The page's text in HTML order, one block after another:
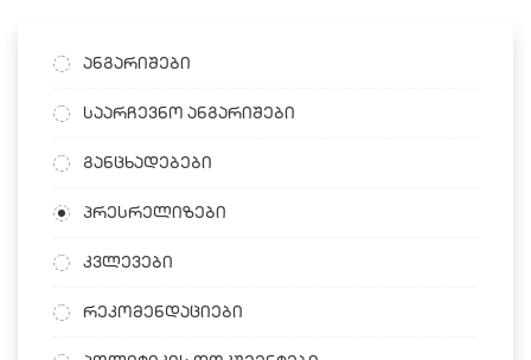
ანგარიშები
საარჩევნო ანგარიშები
განცხადებები
პრესრელიზები
კვლევები
რეკომენდაციები